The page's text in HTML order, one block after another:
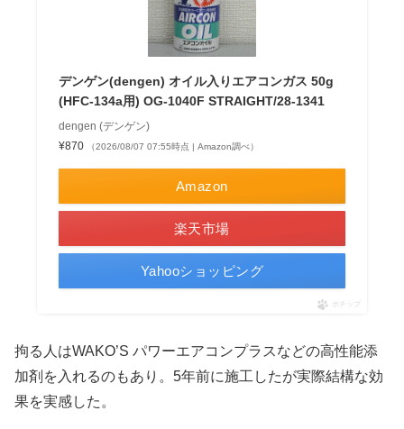
デンゲン(dengen) オイル入りエアコンガス 50g
(HFC-134a用) OG-1040F STRAIGHT/28-1341
dengen (デンゲン)
¥870
（2026/08/07 07:55時点 | Amazon調べ）
Amazon
楽天市場
Yahooショッピング
ポチップ
拘る人はWAKO’S パワーエアコンプラスなどの高性能添
加剤を入れるのもあり。5年前に施工したが実際結構な効
果を実感した。